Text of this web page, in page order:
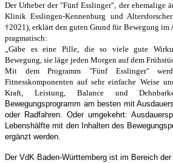
Der Urheber der "Fünf Esslinger", der ehemalige
Klinik Esslingen-Kennenburg und
†2021), erklärt den guten Grund für Bewegung im
pragmatisch:
„Gäbe es eine Pille, die so viele gute
Bewegung, sie läge jeden Morgen auf dem
Mit dem Programm "Fünf Esslinger"
Fitnesskomponenten auf sehr einfache Weise
Kraft, Leistung, Balance und
Bewegungsprogramm am besten mit
oder Radfahren. Oder umgekehrt:
Lebenshälfte mit den Inhalten des
ergänzt werden.
Der VdK Baden-Württemberg ist im Bereich